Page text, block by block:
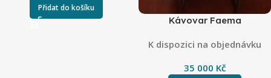
Přidat do košíku
Kávovar Faema
K dispozici na objednávku
35 000 Kč